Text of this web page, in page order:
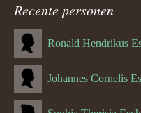
Recente personen